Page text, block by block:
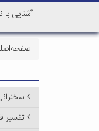
آشنایی با
تفسیر